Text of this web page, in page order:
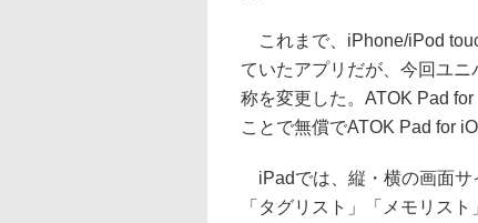
これまで、iPhone/iPod
ていたアプリだが、今回ユ
称を変更した。ATOK Pad
ことで無償でATOK Pad for
iPadでは、縦・横の画面サ
「タグリスト」「メモリス